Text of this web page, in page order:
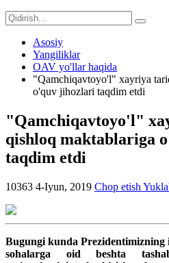
Asosiy
Yangiliklar
OAV yo'llar haqida
"Qamchiqavtoyo'l" xayriya
o'quv jihozlari taqdim etdi
"Qamchiqavtoyo'l"
qishloq maktablariga
taqdim etdi
10363 4-Iyun, 2019 Chop etish
Bugungi kunda
sohalarga oid beshta